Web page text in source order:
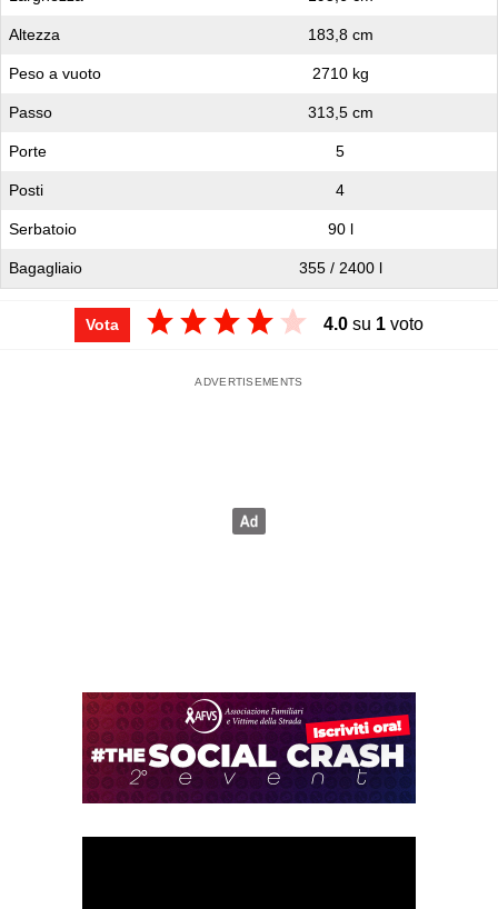
Altezza 183,8 cm
Peso a vuoto 2710 kg
Passo 313,5 cm
Porte 5
Posti 4
Serbatoio 90 l
Bagagliaio 355 / 2400 l
Vota 4.0 su 1 voto